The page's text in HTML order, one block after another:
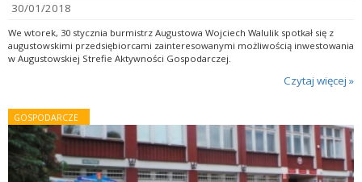
30/01/2018
We wtorek, 30 stycznia burmistrz Augustowa Wojciech Walulik spotkał się z
augustowskimi przedsiębiorcami zainteresowanymi możliwością inwestowania
w Augustowskiej Strefie Aktywności Gospodarczej.
Czytaj więcej »
GOSPODARCZE